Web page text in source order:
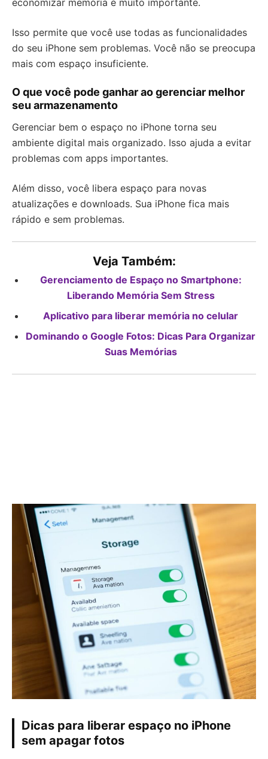
economizar memória é muito importante.
Isso permite que você use todas as funcionalidades
do seu iPhone sem problemas. Você não se preocupa
mais com espaço insuficiente.
O que você pode ganhar ao gerenciar melhor
seu armazenamento
Gerenciar bem o espaço no iPhone torna seu
ambiente digital mais organizado. Isso ajuda a evitar
problemas com apps importantes.
Além disso, você libera espaço para novas
atualizações e downloads. Sua iPhone fica mais
rápido e sem problemas.
Veja Também:
Gerenciamento de Espaço no Smartphone:
Liberando Memória Sem Stress
Aplicativo para liberar memória no celular
Dominando o Google Fotos: Dicas Para Organizar
Suas Memórias
Dicas para liberar espaço no iPhone
sem apagar fotos